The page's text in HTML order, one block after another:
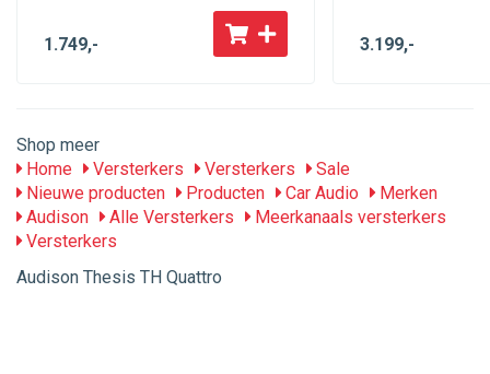
1.749,- 3.199,-
Shop meer
Home
Versterkers Versterkers
Sale
Nieuwe producten
Producten Car Audio
Merken
Audison
Alle Versterkers
Meerkanaals versterkers
Versterkers
Audison Thesis TH Quattro